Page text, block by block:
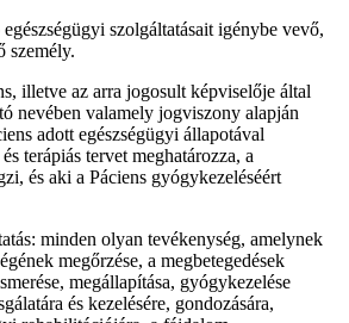
szolgáltatásait igénybe vevő,
személy.
illetve az arra jogosult képviselője által
nevében valamely jogviszony alapján
adott egészségügyi állapotával
terápiás tervet meghatározza, a
és aki a Páciens gyógykezeléséért
minden olyan tevékenység, amelynek
megőrzése, a megbetegedések
megállapítása, gyógykezelése
és kezelésére, gondozására,